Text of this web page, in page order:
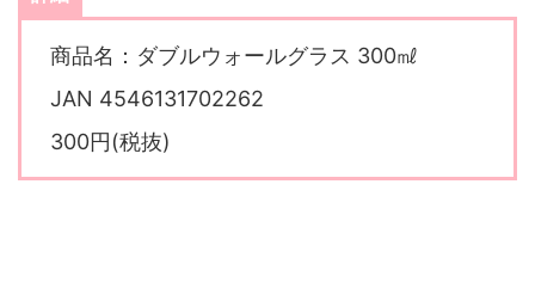
商品名：ダブルウォールグラス 300㎖
JAN 4546131702262
300円(税抜)